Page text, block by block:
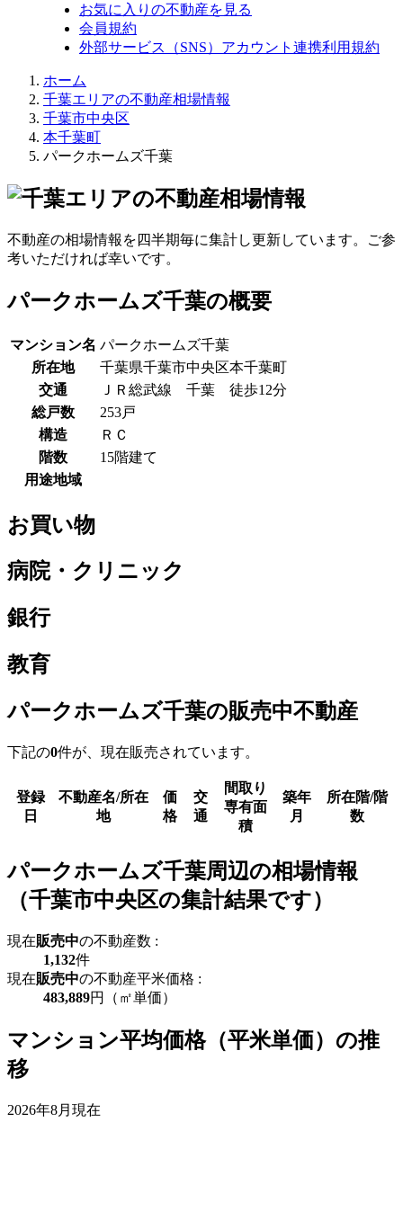
お気に入りの不動産を見る
会員規約
外部サービス（SNS）アカウント連携利用規約
ホーム
千葉エリアの不動産相場情報
千葉市中央区
本千葉町
パークホームズ千葉
不動産の相場情報を四半期毎に集計し更新しています。ご参
考いただければ幸いです。
パークホームズ千葉の概要
マンション名 パークホームズ千葉
所在地
千葉県千葉市中央区本千葉町
交通
ＪＲ総武線 千葉 徒歩12分
総戸数
253戸
構造
ＲＣ
階数
15階建て
用途地域
お買い物
病院・クリニック
銀行
教育
パークホームズ千葉の販売中不動産
下記の0件が、現在販売されています。
登録
日
不動産名/所在
地
価
格
交
通
間取り
専有面
積
築年
月
所在階/階
数
パークホームズ千葉周辺の相場情報
（千葉市中央区の集計結果です）
現在販売中の不動産数 :
1,132件
現在販売中の不動産平米価格 :
483,889円（㎡単価）
マンション平均価格（平米単価）の推
移
2026年8月現在